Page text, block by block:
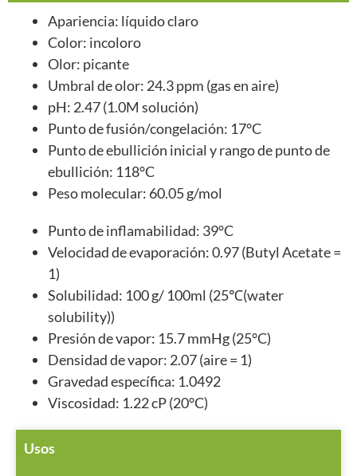
Apariencia: líquido claro
Color: incoloro
Olor: picante
Umbral de olor: 24.3 ppm (gas en aire)
pH: 2.47 (1.0M solución)
Punto de fusión/congelación: 17°C
Punto de ebullición inicial y rango de punto de
ebullición: 118°C
Peso molecular: 60.05 g/mol
Punto de inflamabilidad: 39°C
Velocidad de evaporación: 0.97 (Butyl Acetate =
1)
Solubilidad: 100 g/ 100ml (25℃(water
solubility))
Presión de vapor: 15.7 mmHg (25°C)
Densidad de vapor: 2.07 (aire = 1)
Gravedad específica: 1.0492
Viscosidad: 1.22 cP (20°C)
Usos